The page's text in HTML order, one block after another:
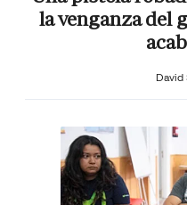
la venganza del
David